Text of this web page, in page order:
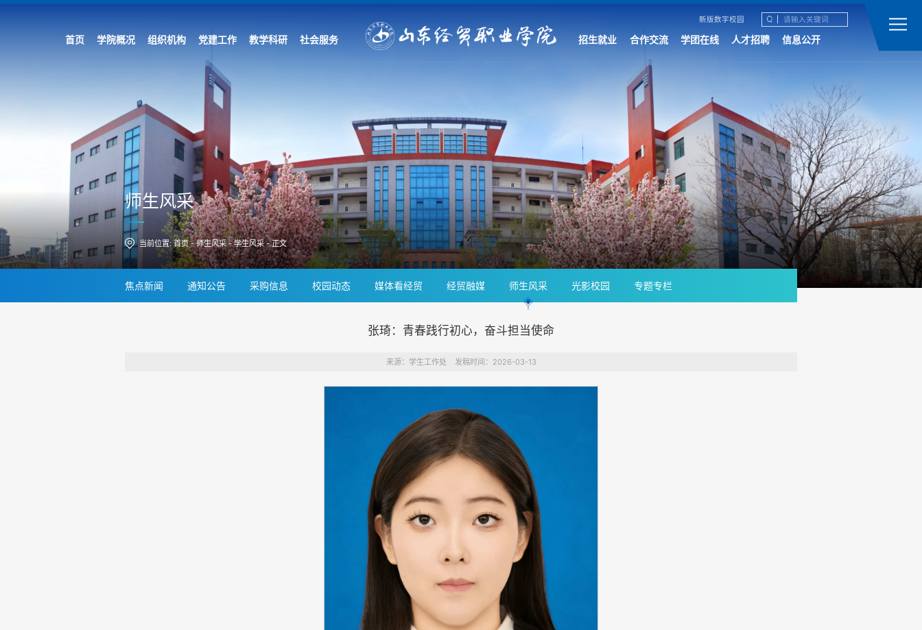
新版数字校园
首页 学院概况 组织机构 党建工作 教学科研 社会服务 招生就业 合作交流 学团在线 人才招聘 信息公开
师生风采
当前位置:首页-师生风采-学生风采-正文
焦点新闻 通知公告 采购信息 校园动态 媒体看经贸 经贸融媒 师生风采 光影校园 专题专栏
张琦：青春践行初心，奋斗担当使命
来源：学生工作处 发稿时间：2026-03-13